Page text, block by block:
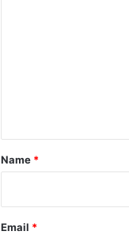
*
Name *
Email *